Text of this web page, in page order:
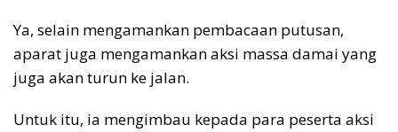
Ya, selain mengamankan pembacaan putusan,
aparat juga mengamankan aksi massa damai yang
juga akan turun ke jalan.
Untuk itu, ia mengimbau kepada para peserta aksi